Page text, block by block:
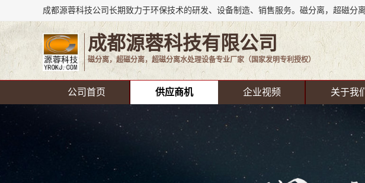
成都源蓉科技有限公司
磁分离，超磁分离，超磁分离水处理设备专业厂家（国家发明专利授权）
公司首页 供应商机 企业视频 关于我们